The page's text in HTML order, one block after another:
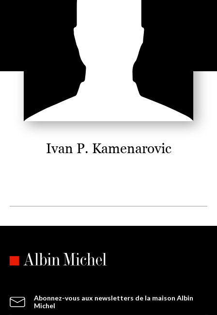
Ivan P. Kamenarovic
Abonnez-vous aux newsletters de la maison Albin
Michel